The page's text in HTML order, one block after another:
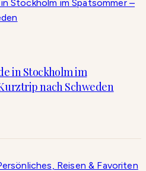
in Stockholm im
nach Schweden